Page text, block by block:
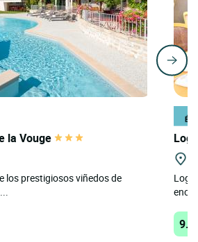
la Vouge
los prestigiosos viñedos de